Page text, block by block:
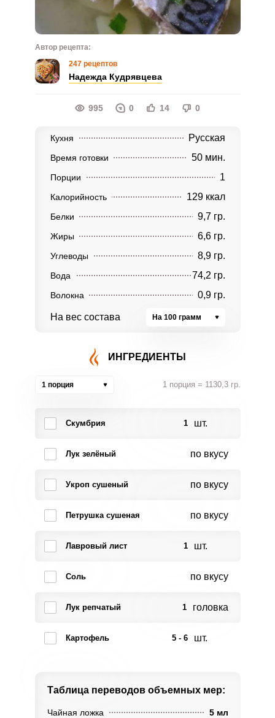
Автор рецепта:
247 рецептов
Надежда Кудрявцева
995 0 14 0
Кухня Русская
Время готовки 50 мин.
Порции 1
Калорийность 129 ккал
Белки 9,7 гр.
Жиры 6,6 гр.
Углеводы 8,9 гр.
Вода 74,2 гр.
Волокна 0,9 гр.
На вес состава На 100 грамм
ИНГРЕДИЕНТЫ
1 порция 1 порция = 1130,3 гр.
Скумбрия 1 шт.
Лук зелёный по вкусу
Укроп сушеный по вкусу
Петрушка сушеная по вкусу
Лавровый лист 1 шт.
Соль по вкусу
Лук репчатый 1 головка
Картофель 5 - 6 шт.
Таблица переводов объемных мер:
Чайная ложка
5 мл